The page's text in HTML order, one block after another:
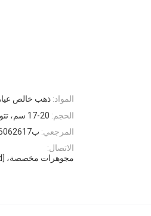
المواد: ذهب خالص عيار 18 قيراط
الحجم: 17-20 سم، تتوفر أحجام أخرى مخصصة
المرجعي: ب6062617
الاتصال:
مجوهرات مخصصة، [email protected]،https://www.goldluxurys.com/